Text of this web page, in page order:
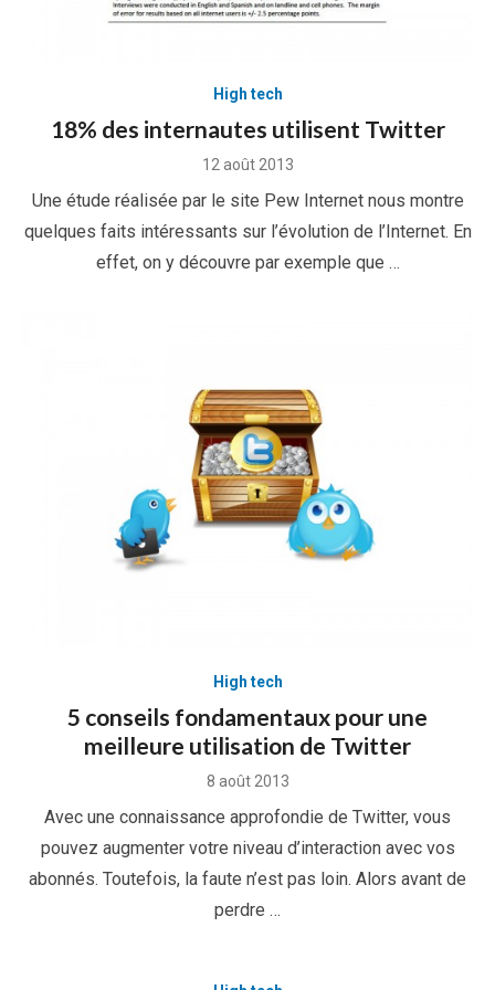
High tech
18% des internautes utilisent Twitter
Posted
12 août 2013
Une étude réalisée par le site Pew Internet nous montre
quelques faits intéressants sur l’évolution de l’Internet. En
effet, on y découvre par exemple que …
High tech
5 conseils fondamentaux pour une
meilleure utilisation de Twitter
Posted
8 août 2013
Avec une connaissance approfondie de Twitter, vous
pouvez augmenter votre niveau d’interaction avec vos
abonnés. Toutefois, la faute n’est pas loin. Alors avant de
perdre …